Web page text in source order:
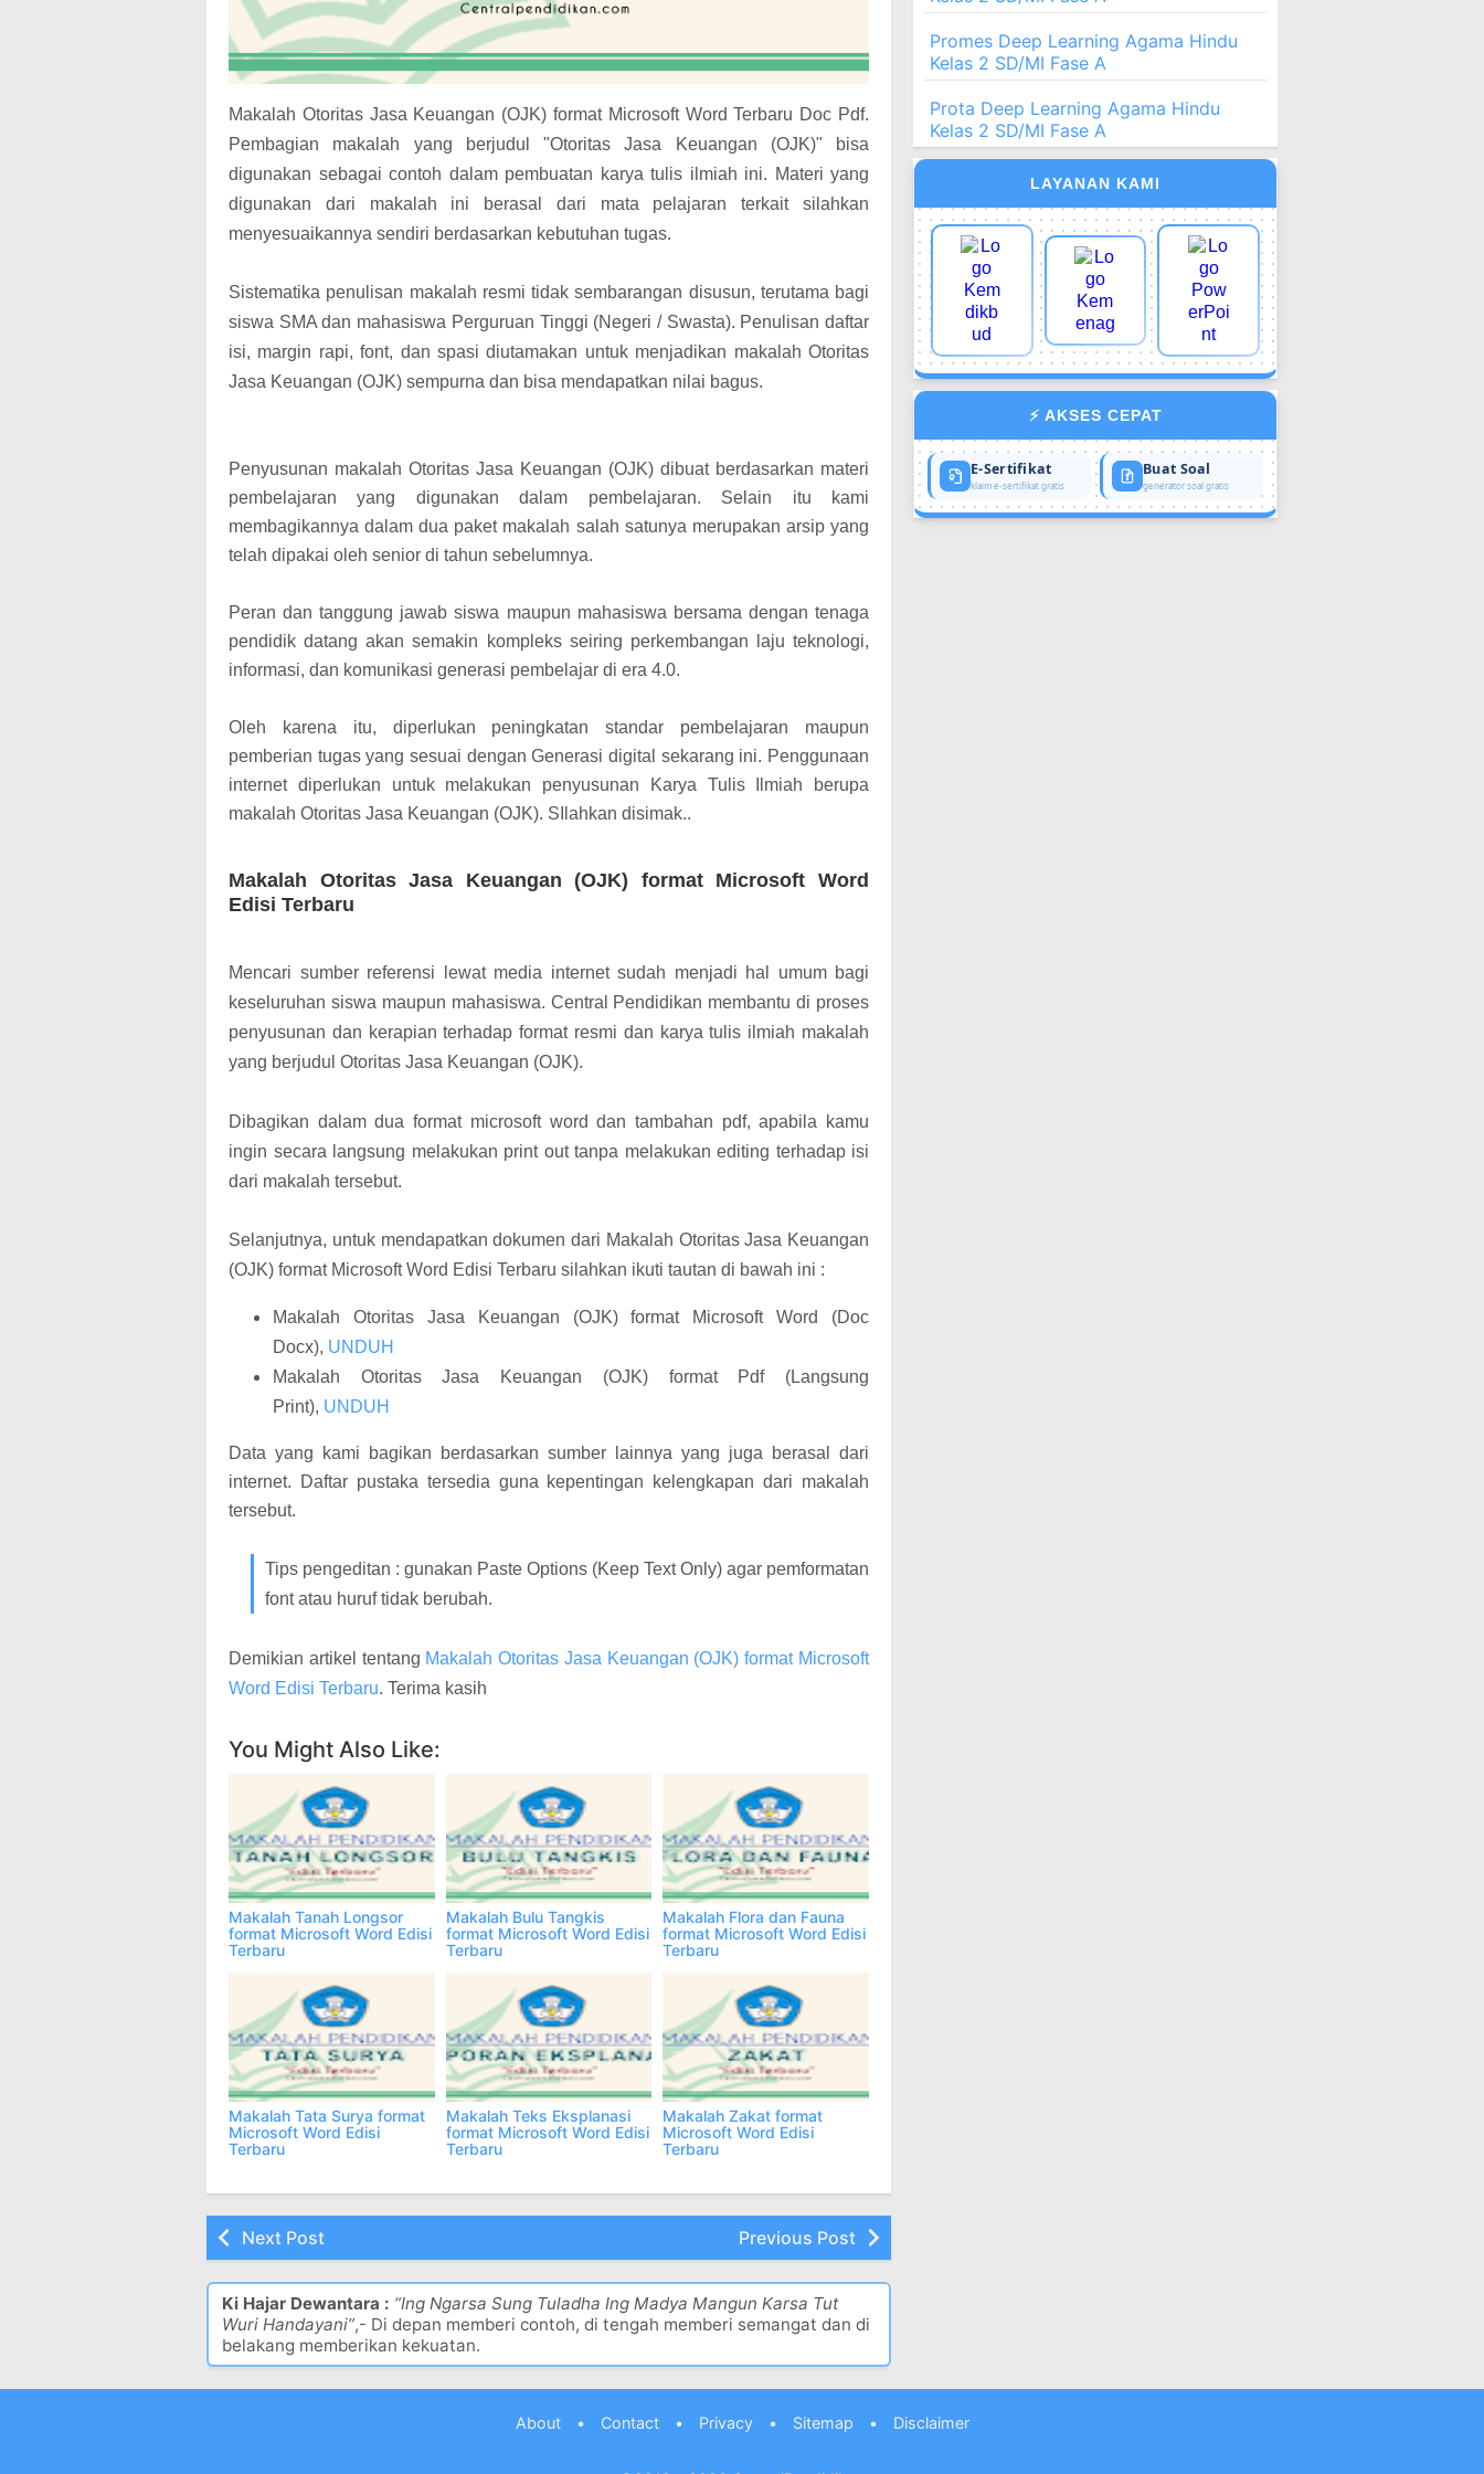
Makalah Otoritas Jasa Keuangan (OJK) format Microsoft Word Terbaru Doc Pdf.
Pembagian makalah yang berjudul "Otoritas Jasa Keuangan (OJK)" bisa
digunakan sebagai contoh dalam pembuatan karya tulis ilmiah ini. Materi yang
digunakan dari makalah ini berasal dari mata pelajaran terkait silahkan
menyesuaikannya sendiri berdasarkan kebutuhan tugas.
Sistematika penulisan makalah resmi tidak sembarangan disusun, terutama bagi
siswa SMA dan mahasiswa Perguruan Tinggi (Negeri / Swasta). Penulisan daftar
isi, margin rapi, font, dan spasi diutamakan untuk menjadikan makalah Otoritas
Jasa Keuangan (OJK) sempurna dan bisa mendapatkan nilai bagus.
Penyusunan makalah Otoritas Jasa Keuangan (OJK) dibuat berdasarkan materi
pembelajaran yang digunakan dalam pembelajaran. Selain itu kami
membagikannya dalam dua paket makalah salah satunya merupakan arsip yang
telah dipakai oleh senior di tahun sebelumnya.
Peran dan tanggung jawab siswa maupun mahasiswa bersama dengan tenaga
pendidik datang akan semakin kompleks seiring perkembangan laju teknologi,
informasi, dan komunikasi generasi pembelajar di era 4.0.
Oleh karena itu, diperlukan peningkatan standar pembelajaran maupun
pemberian tugas yang sesuai dengan Generasi digital sekarang ini. Penggunaan
internet diperlukan untuk melakukan penyusunan Karya Tulis Ilmiah berupa
makalah Otoritas Jasa Keuangan (OJK). SIlahkan disimak..
Makalah Otoritas Jasa Keuangan (OJK) format Microsoft Word
Edisi Terbaru
Mencari sumber referensi lewat media internet sudah menjadi hal umum bagi
keseluruhan siswa maupun mahasiswa. Central Pendidikan membantu di proses
penyusunan dan kerapian terhadap format resmi dan karya tulis ilmiah makalah
yang berjudul Otoritas Jasa Keuangan (OJK).
Dibagikan dalam dua format microsoft word dan tambahan pdf, apabila kamu
ingin secara langsung melakukan print out tanpa melakukan editing terhadap isi
dari makalah tersebut.
Selanjutnya, untuk mendapatkan dokumen dari Makalah Otoritas Jasa Keuangan
(OJK) format Microsoft Word Edisi Terbaru silahkan ikuti tautan di bawah ini :
Makalah Otoritas Jasa Keuangan (OJK) format Microsoft Word (Doc
Docx), UNDUH
Makalah Otoritas Jasa Keuangan (OJK) format Pdf (Langsung
Print), UNDUH
Data yang kami bagikan berdasarkan sumber lainnya yang juga berasal dari
internet. Daftar pustaka tersedia guna kepentingan kelengkapan dari makalah
tersebut.
Tips pengeditan : gunakan Paste Options (Keep Text Only) agar pemformatan
font atau huruf tidak berubah.
Demikian artikel tentang Makalah Otoritas Jasa Keuangan (OJK) format Microsoft
Word Edisi Terbaru. Terima kasih
Facebook Twitter
You Might Also Like:
Makalah Tanah Longsor
Makalah Bulu Tangkis
Makalah Flora dan Fauna
Makalah Tata Surya format
Makalah Teks Eksplanasi
Makalah Zakat format
Next Post Previous Post
Ki Hajar Dewantara :“Ing Ngarsa Sung Tuladha Ing Madya Mangun Karsa Tut
Wuri Handayani”,- Di depan memberi contoh, di tengah memberi semangat dan di
belakang memberikan kekuatan.
Promes Deep Learning Agama Hindu
Kelas 2 SD/MI Fase A
Prota Deep Learning Agama Hindu
Kelas 2 SD/MI Fase A
LAYANAN KAMI
⚡ AKSES CEPAT
E-Sertifikat
klaim e-sertifikat gratis
Buat Soal
generator soal gratis